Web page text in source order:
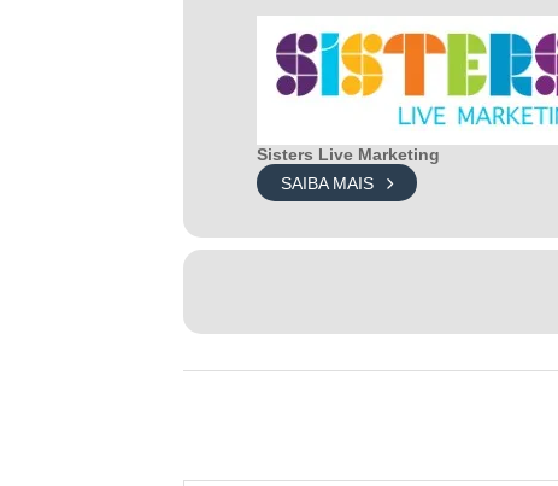
Sisters Live Marketing
SAIBA MAIS